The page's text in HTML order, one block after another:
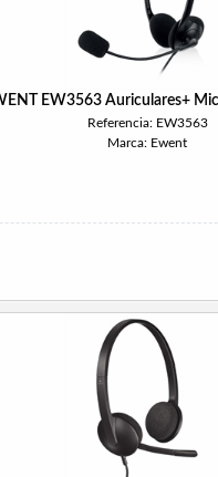
EW3563 Auriculares+
Referencia: EW3563
Marca: Ewent